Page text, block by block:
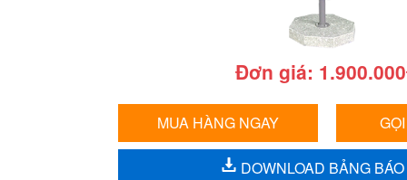
Đơn giá:
MUA HÀNG NGAY
DOWNLOAD BẢNG